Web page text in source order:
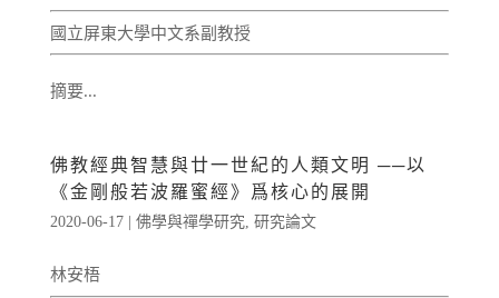
國立屏東大學中文系副教授
摘要...
佛教經典智慧與廿一世紀的人類文明 ──以
《金剛般若波羅蜜經》爲核心的展開
2020-06-17| 佛學與禪學研究, 研究論文
林安梧